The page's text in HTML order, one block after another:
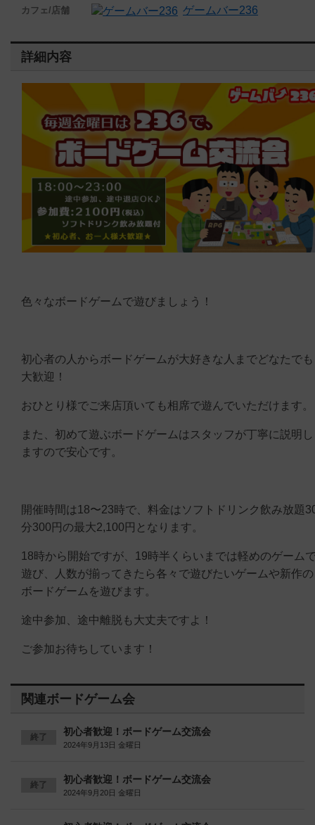
カフェ/店舗 ゲームバー236
詳細内容
色々なボードゲームで遊びましょう！
初心者の人からボードゲームが大好きな人までどなたでも
大歓迎！
おひとり様でご来店頂いても相席で遊んでいただけます。
また、初めて遊ぶボードゲームはスタッフが丁寧に説明し
ますので安心です。
開催時間は18〜23時で、料金はソフトドリンク飲み放題
分300円の最大2,100円となります。
18時から開始ですが、19時半くらいまでは軽めのゲーム
遊び、人数が揃ってきたら各々で遊びたいゲームや新作の
ボードゲームを遊びます。
途中参加、途中離脱も大丈夫ですよ！
ご参加お待ちしています！
関連ボードゲーム会
終了 初心者歓迎！ボードゲーム交流会
2024年9月13日 金曜日
終了 初心者歓迎！ボードゲーム交流会
2024年9月20日 金曜日